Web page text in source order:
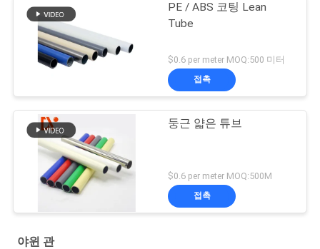
PE / ABS 코팅 Lean
Tube
$0.6 per meter MOQ:500 미터
접촉
둥근 얇은 튜브
$0.6 per meter MOQ:500M
접촉
야윈 관